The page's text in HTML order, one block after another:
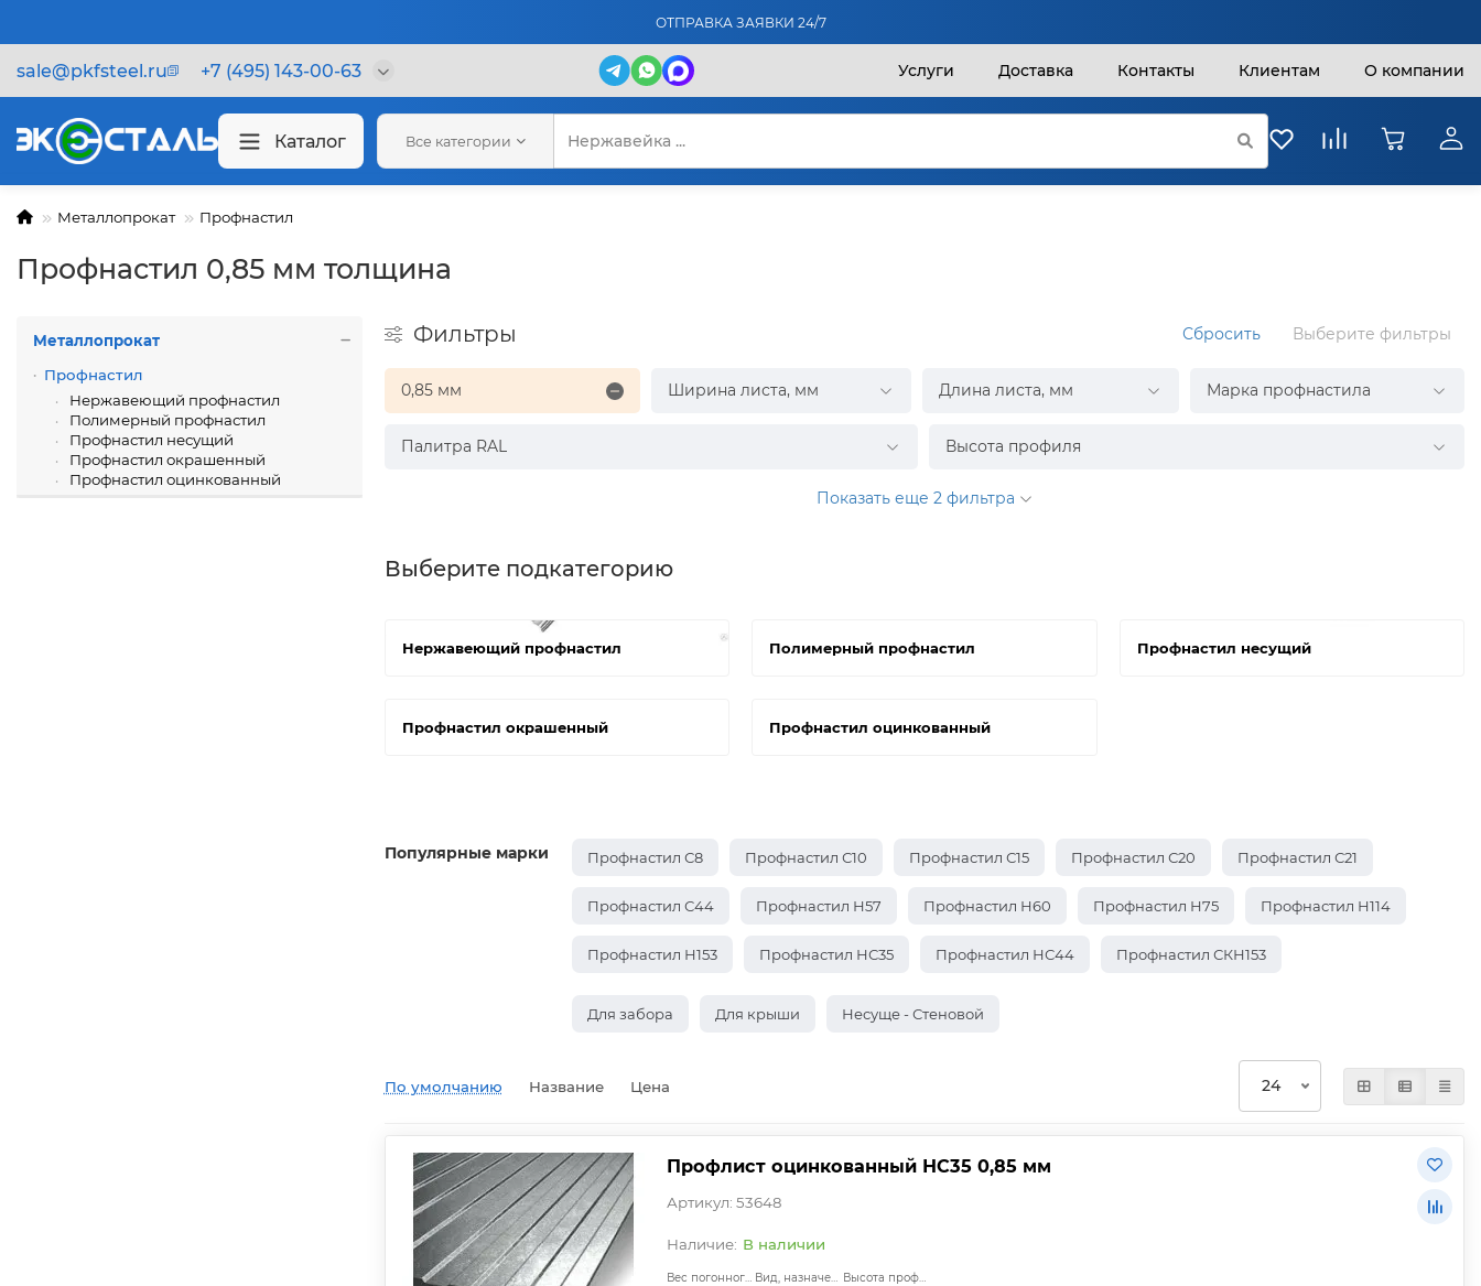
ОТПРАВКА ЗАЯВКИ 24/7
sale@pkfsteel.ru +7 (495) 143-00-63 Услуги Доставка Контакты Клиентам О компании
Каталог Все категории
Металлопрокат Профнастил
Профнастил 0,85 мм толщина
Металлопрокат
Профнастил
Нержавеющий профнастил
Полимерный профнастил
Профнастил несущий
Профнастил окрашенный
Профнастил оцинкованный
Фильтры Сбросить Выберите фильтры
0,85 мм Ширина листа, мм Длина листа, мм Марка профнастила
Палитра RAL Высота профиля
Показать еще 2 фильтра
Выберите подкатегорию
Нержавеющий профнастил Полимерный профнастил Профнастил несущий
Профнастил окрашенный Профнастил оцинкованный
Популярные марки Профнастил С8 Профнастил С10 Профнастил С15 Профнастил С20 Профнастил С21
Профнастил С44 Профнастил Н57 Профнастил Н60 Профнастил Н75 Профнастил Н114
Профнастил Н153 Профнастил НС35 Профнастил НС44 Профнастил СКН153
Для забора Для крыши Несуще - Стеновой
По умолчанию Название Цена
Профлист оцинкованный НС35 0,85 мм
Артикул: 53648
В наличии
Вес погонного метра, т.: Вид, назначение: Высота профиля: